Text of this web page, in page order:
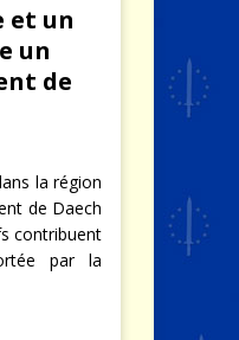
et un
un
de
la région
de Daech
contribuent
par la